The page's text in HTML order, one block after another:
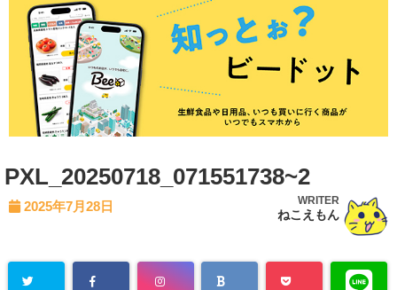
PXL_20250718_071551738~2
2025年7月28日 WRITER
ねこえもん